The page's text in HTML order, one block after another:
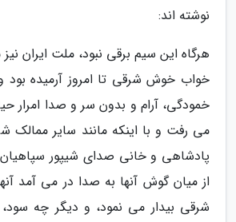
نوشته اند:
هرگاه این سیم برقی نبود، ملت ایران
خواب خوش شرقی تا امروز آرمیده
خمودگی، آرام و بدون سر و صدا امرار
می رفت و با اینکه مانند سایر ممالک
پادشاهی و خانی صدای شیپور سپاهیان
از میان گوش آنها به صدا در می آمد
شرقی بیدار می نمود، و دیگر چه